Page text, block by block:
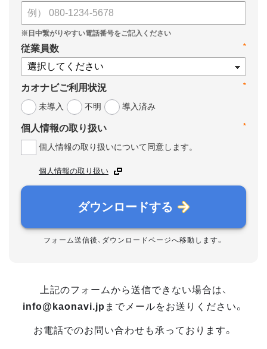
*
従業員数
*
カオナビご利用状況
未導入
不明 導入済み
*
個人情報の取り扱い
個人情報の取り扱いについて同意します。
個人情報の取り扱い
ダウンロードする
フォーム送信後、ダウンロードページへ移動します。
上記のフォームから送信できない場合は、
info@kaonavi.jp までメールをお送りください。
お電話でのお問い合わせも承っております。